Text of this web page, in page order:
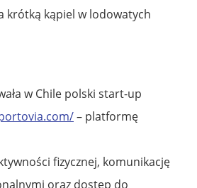
krótką kąpiel w lodowatych
w Chile polski start-up
– platformę
fizycznej, komunikację
oraz dostęp do